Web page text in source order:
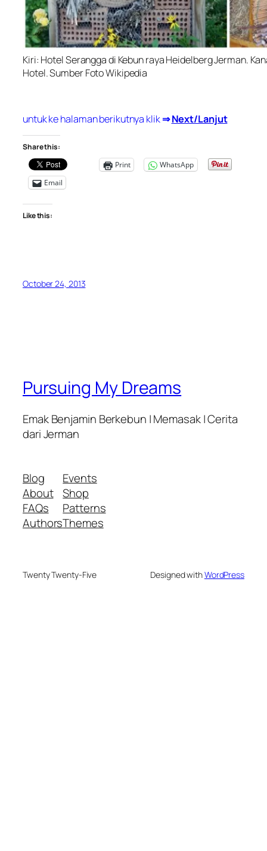
Kiri: Hotel Serangga di Kebun raya Heidelberg Jerman.
Hotel. Sumber Foto Wikipedia
untuk ke halaman berikutnya klik⇒Next/Lanjut
Share this:
Print
WhatsApp
Email
Like this:
October 24, 2013
Pursuing My Dreams
Emak Benjamin Berkebun | Memasak | Cerita
dari Jerman
Blog
About
FAQs
Authors
Events
Shop
Patterns
Themes
Twenty Twenty-Five Designed withWordPress